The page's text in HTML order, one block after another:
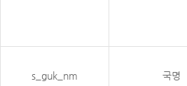
s_guk_nm 국명